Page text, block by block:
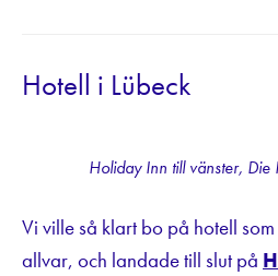
Hotell i Lübeck
Holiday Inn till vänster, Die
Vi ville så klart bo på hotell
allvar, och landade till slut på